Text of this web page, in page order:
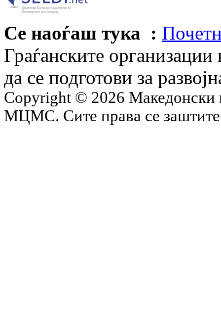
Се наоѓаш тука :
Граѓанските
да се подготови за
Copyright © 2026 Македонски
МЦМС. Сите права се